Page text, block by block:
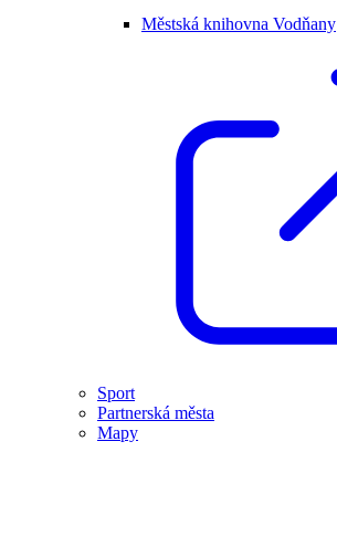
Městská knihovna Vodňany
Sport
Partnerská města
Mapy